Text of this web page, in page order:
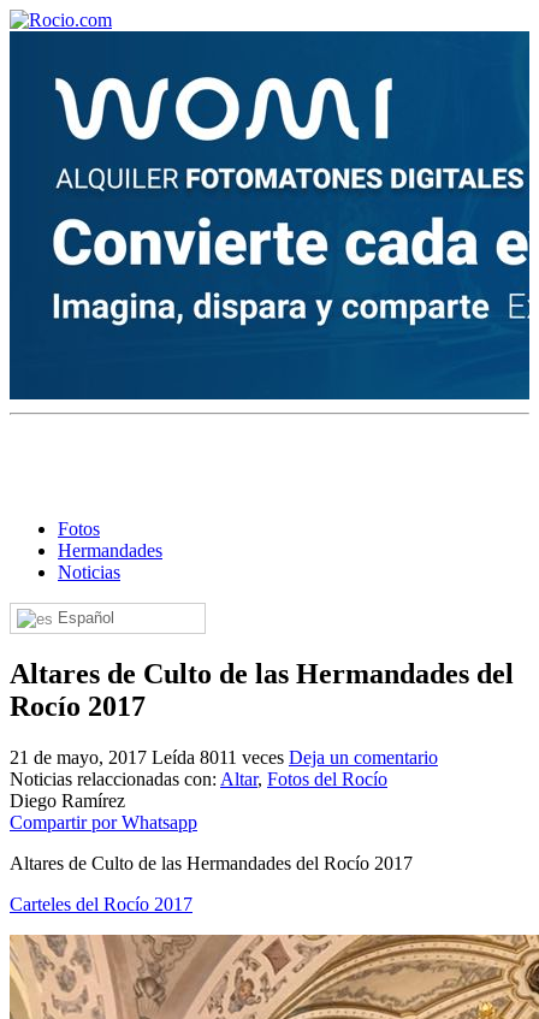
Fotos
Hermandades
Noticias
Español
Altares de Culto de las Hermandades del
Rocío 2017
21 de mayo, 2017 Leída 8011 veces Deja un comentario
Noticias relaccionadas con: Altar, Fotos del Rocío
Diego Ramírez
Compartir por Whatsapp
Altares de Culto de las Hermandades del Rocío 2017
Carteles del Rocío 2017
¡Bienvenido! Soy el asistente virtual de rocio.com.
¿En qué puedo ayudarte?
¿Cuándo se construyó la primera ermita?
El traslado cada siete años
¿Cuales son los actos principales que se celebran en el
Quiero hacer el camino,¿que tengo que hacer?
En el Rocío, ¿dónde me alojo?